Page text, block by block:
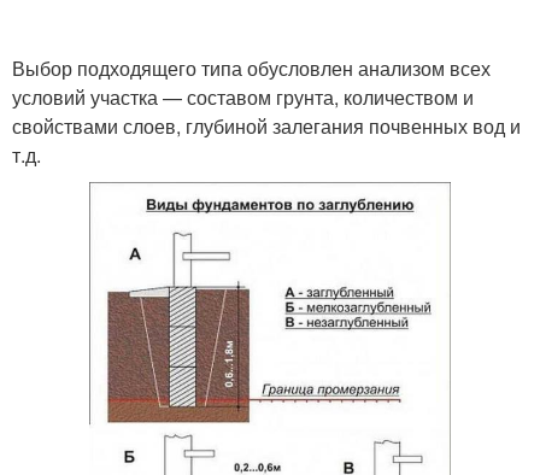
Выбор подходящего типа обусловлен анализом всех
условий участка — составом грунта, количеством и
свойствами слоев, глубиной залегания почвенных вод и
т.д.